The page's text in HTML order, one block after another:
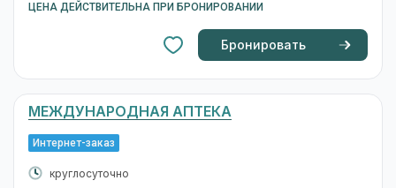
ЦЕНА ДЕЙСТВИТЕЛЬНА ПРИ БРОНИРОВАНИИ
Бронировать
МЕЖДУНАРОДНАЯ АПТЕКА
Интернет-заказ
круглосуточно